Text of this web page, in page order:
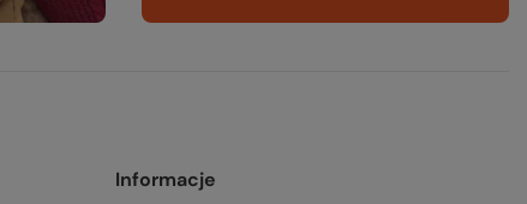
Informacje